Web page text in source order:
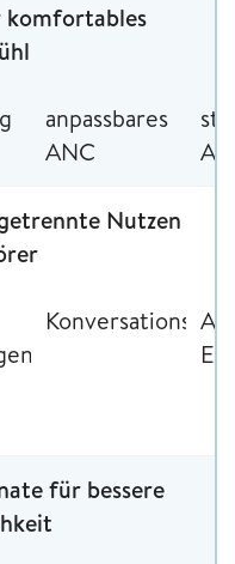
anpassbares
ANC
Nutzen
EQ
für bessere